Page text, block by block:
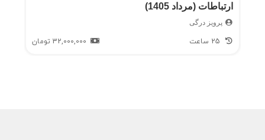
ارتباطات (مرداد 1405)
پرویز درگی
32,000,000 تومان